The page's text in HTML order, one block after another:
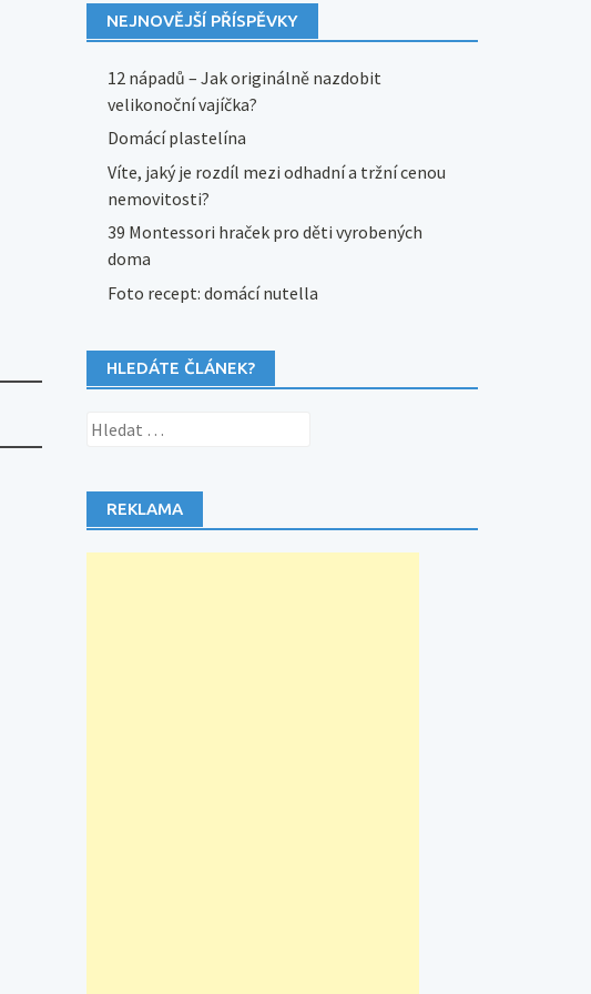
NEJNOVĚJŠÍ PŘÍSPĚVKY
12 nápadů – Jak originálně nazdobit
velikonoční vajíčka?
Domácí plastelína
Víte, jaký je rozdíl mezi odhadní a tržní cenou
nemovitosti?
39 Montessori hraček pro děti vyrobených
doma
Foto recept: domácí nutella
HLEDÁTE ČLÁNEK?
Vyhledávání
REKLAMA